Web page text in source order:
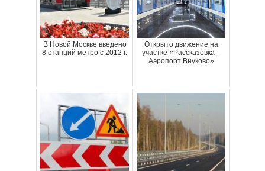
В Новой Москве введено
8 станций метро с 2012 г.
Открыто движение на
участке «Рассказовка –
Аэропорт Внуково»